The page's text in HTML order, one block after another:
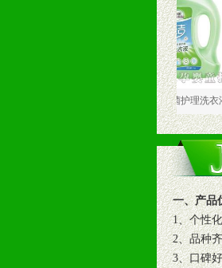
美舒洁超浓缩抗菌护理洗衣液（瓶装
一、产品
1、个性
2、品种
3、口碑